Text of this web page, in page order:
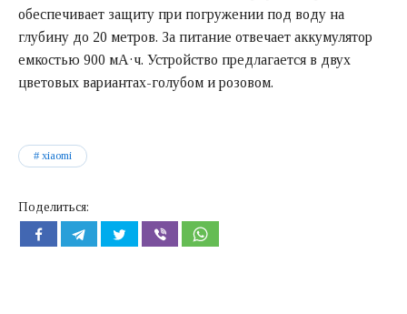
обеспечивает защиту при погружении под воду на
глубину до 20 метров. За питание отвечает аккумулятор
емкостью 900 мА·ч. Устройство предлагается в двух
цветовых вариантах-голубом и розовом.
xiaomi
Поделиться: